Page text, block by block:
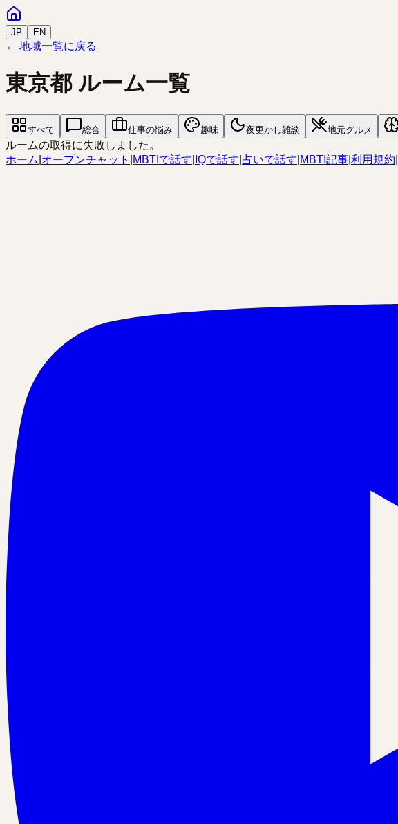
JP EN
← 地域一覧に戻る
東京都ルーム一覧
すべて 総合 仕事の悩み 趣味 夜更かし雑談 地元グルメ
ルームの取得に失敗しました。
ホーム オープンチャット MBTIで話す IQで話す 占いで話す MBTI記事 利用規約